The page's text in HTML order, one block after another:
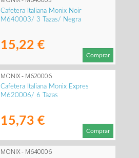
Cafetera Italiana Monix Noir
M640003/ 3 Tazas/ Negra
15,22 €
Comprar
MONIX - M620006
Cafetera Italiana Monix Expres
M620006/ 6 Tazas
15,73 €
Comprar
MONIX - M640006